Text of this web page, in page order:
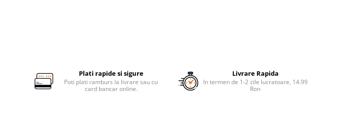
Plati rapide si sigure
Poti plati ramburs la livrare sau cu
card bancar online.
Livrare Rapida
In termen de 1-2 zile lucratoare, 14.99
Ron